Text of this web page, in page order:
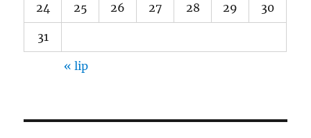
24 25 26 27 28 29 30
31
« lip